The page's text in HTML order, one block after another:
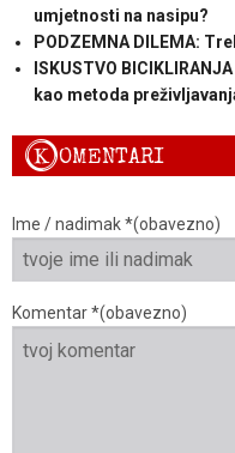
umjetnosti na nasipu?
PODZEMNA DILEMA:
ISKUSTVO
kao metoda
KOMENTARI
Ime / nadimak *(obavezno)
Komentar *(obavezno)